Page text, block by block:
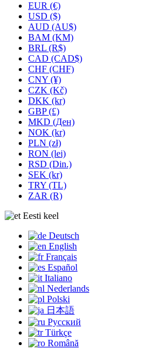
EUR (€)
USD ($)
AUD (AU$)
BAM (KM)
BRL (R$)
CAD (CAD$)
CHF (CHF)
CNY (¥)
CZK (Kč)
DKK (kr)
GBP (£)
MKD (Ден)
NOK (kr)
PLN (zł)
RON (lei)
RSD (Din.)
SEK (kr)
TRY (TL)
ZAR (R)
Eesti keel
Deutsch
English
Français
Español
Italiano
Nederlands
Polski
日本語
Русский
Türkçe
Română